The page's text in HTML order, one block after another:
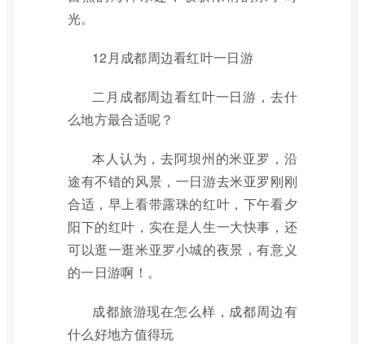
光。
12月成都周边看红叶一日游
二月成都周边看红叶一日游，去什
么地方最合适呢？
本人认为，去阿坝州的米亚罗，沿
途有不错的风景，一日游去米亚罗刚刚
合适，早上看带露珠的红叶，下午看夕
阳下的红叶，实在是人生一大快事，还
可以逛一逛米亚罗小城的夜景，有意义
的一日游啊！。
成都旅游现在怎么样，成都周边有
什么好地方值得玩